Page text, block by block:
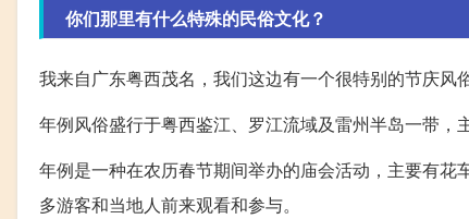
你们那里有什么特殊的民俗文化？
我来自广东粤西茂名，我们这边有一个很特别的节庆风
年例风俗盛行于粤西鉴江、罗江流域及雷州半岛一带，
年例是一种在农历春节期间举办的庙会活动，主要有
多游客和当地人前来观看和参与。